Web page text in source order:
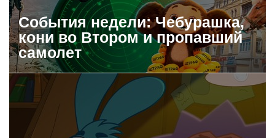
События недели: Чебурашка,
кони во Втором и пропавший
самолет